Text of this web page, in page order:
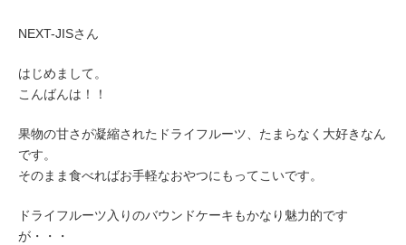
NEXT-JISさん
はじめまして。
こんばんは！！
果物の甘さが凝縮されたドライフルーツ、たまらなく大好きなん
です。
そのまま食べればお手軽なおやつにもってこいです。
ドライフルーツ入りのバウンドケーキもかなり魅力的です
が・・・